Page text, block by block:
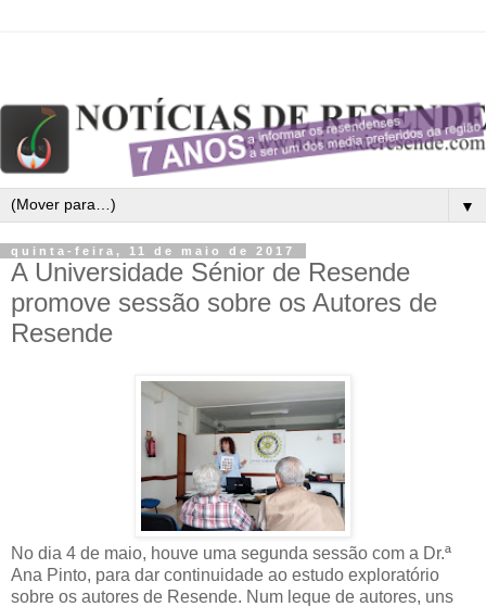
▼
quinta-feira, 11 de maio de 2017
A Universidade Sénior de Resende
promove sessão sobre os Autores de
Resende
No dia 4 de maio, houve uma segunda sessão com a Dr.ª
Ana Pinto, para dar continuidade ao estudo exploratório
sobre os autores de Resende. Num leque de autores, uns